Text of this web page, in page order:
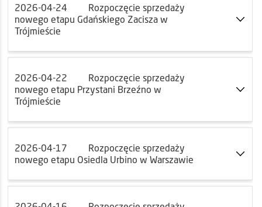
2026-04-24
Rozpoczęcie sprzedaży
nowego etapu Gdańskiego Zacisza w
Trójmieście
2026-04-22
Rozpoczęcie sprzedaży
nowego etapu Przystani Brzeźno w
Trójmieście
2026-04-17
Rozpoczęcie sprzedaży
nowego etapu Osiedla Urbino w Warszawie